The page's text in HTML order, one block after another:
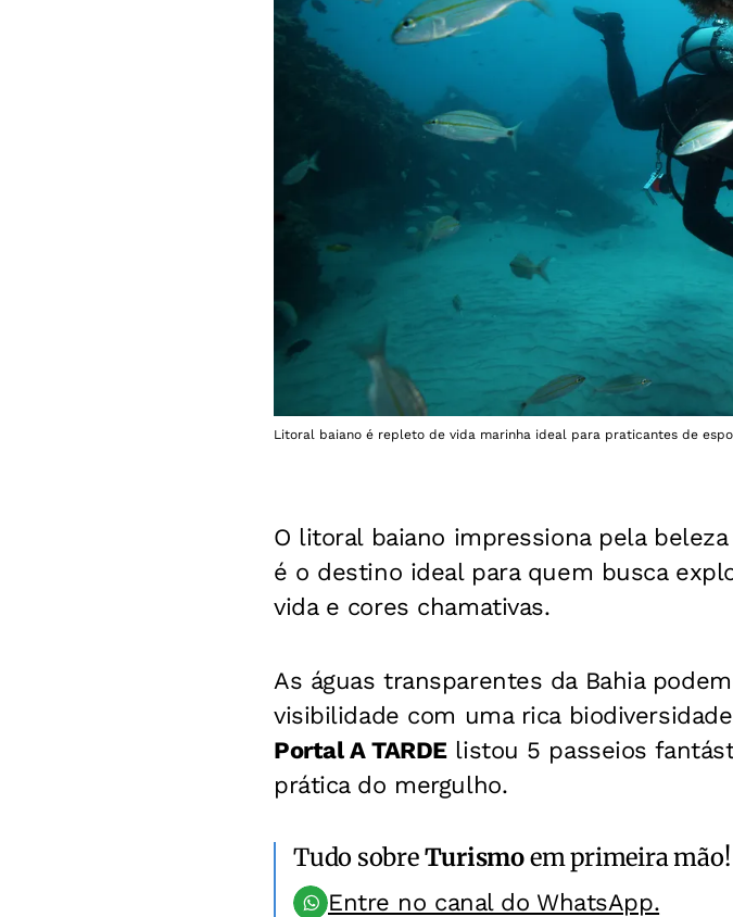
Litoral baiano é repleto de vida marinha ideal para praticantes de
O litoral baiano impressiona pela
é o destino ideal para quem busca
vida e cores chamativas.
As águas transparentes da Bahia
visibilidade com uma rica
Portal A TARDElistou 5 passeios
prática do mergulho.
Tudo sobreTurismoem primeira mão!
Entre no canal do WhatsApp.